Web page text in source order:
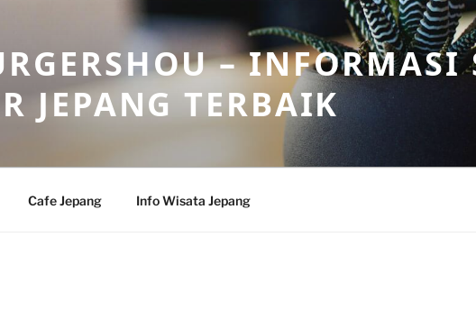
– INFORMASI
JEPANG TERBAIK
Cafe Jepang Info Wisata Jepang